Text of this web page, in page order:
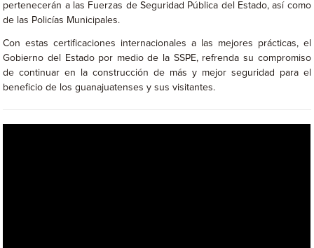
pertenecerán a las Fuerzas de Seguridad Pública del Estado, así como
de las Policías Municipales.
Con estas certificaciones internacionales a las mejores prácticas, el
Gobierno del Estado por medio de la SSPE, refrenda su compromiso
de continuar en la construcción de más y mejor seguridad para el
beneficio de los guanajuatenses y sus visitantes.